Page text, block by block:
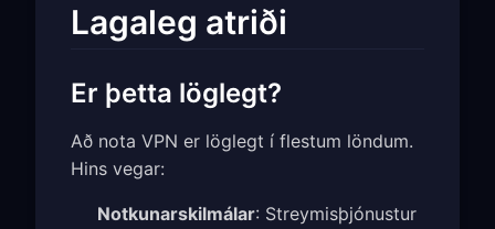
Lagaleg atriði
Er þetta löglegt?
Að nota VPN er löglegt í flestum löndum.
Hins vegar:
Notkunarskilmálar: Streymisþjónustur